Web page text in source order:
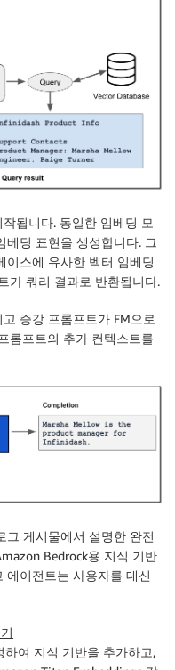
됩니다. 동일한 임베딩 모
베딩 표현을 생성합니다. 그
이스에 유사한 벡터 임베딩
가 쿼리 결과로 반환됩니다.
증강 프롬프트가 FM으로
롬프트의 추가 컨텍스트를
그 게시물에서 설명한 완전
Bedrock용 지식 기반
에이전트는 사용자를 대신
여 지식 기반을 추가하고,